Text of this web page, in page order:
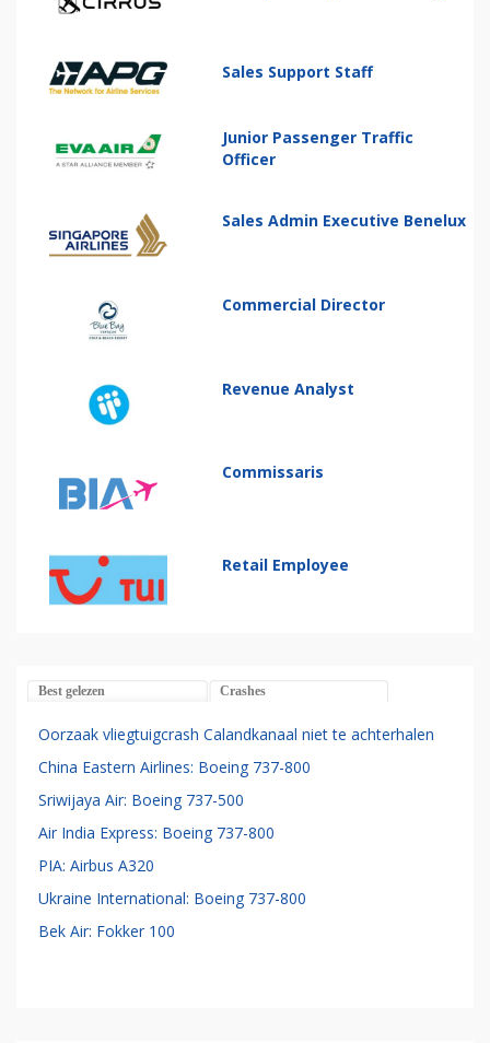
Sales Support Staff
Junior Passenger Traffic
Officer
Sales Admin Executive Benelux
Commercial Director
Revenue Analyst
Commissaris
Retail Employee
Best gelezen Crashes
Oorzaak vliegtuigcrash Calandkanaal niet te achterhalen
China Eastern Airlines: Boeing 737-800
Sriwijaya Air: Boeing 737-500
Air India Express: Boeing 737-800
PIA: Airbus A320
Ukraine International: Boeing 737-800
Bek Air: Fokker 100